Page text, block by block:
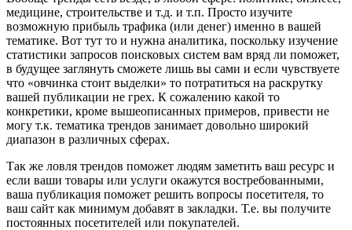
медицине, строительстве и т.д. и т.п. Просто изучите
возможную прибыль трафика (или денег) именно в вашей
тематике. Вот тут то и нужна аналитика, поскольку изучение
статистики запросов поисковых систем вам вряд ли поможет,
в будущее заглянуть сможете лишь вы сами и если чувствуете
что «овчинка стоит выделки» то потратиться на раскрутку
вашей публикации не грех. К сожалению какой то
конкретики, кроме вышеописанных примеров, привести не
могу т.к. тематика трендов занимает довольно широкий
диапазон в различных сферах.
Так же ловля трендов поможет людям заметить ваш ресурс и
если ваши товары или услуги окажутся востребованными,
ваша публикация поможет решить вопросы посетителя, то
ваш сайт как минимум добавят в закладки. Т.е. вы получите
постоянных посетителей или покупателей.